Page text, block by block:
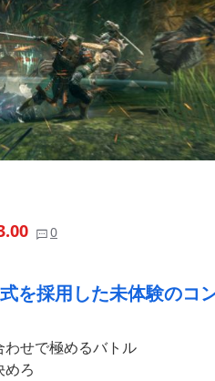
0
を採用した未体験のコ
せで極めるバトル
めろ